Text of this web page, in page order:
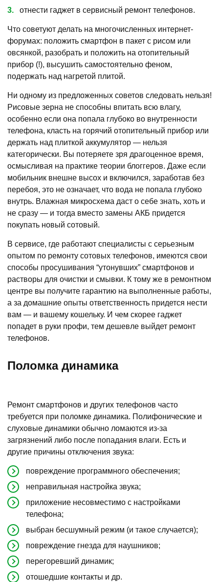
отнести гаджет в сервисный ремонт телефонов.
Что советуют делать на многочисленных интернет-
форумах: положить смартфон в пакет с рисом или
овсянкой, разобрать и положить на отопительный
прибор (!), высушить самостоятельно феном,
подержать над нагретой плитой.
Ни одному из предложенных советов следовать нельзя!
Рисовые зерна не способны впитать всю влагу,
особенно если она попала глубоко во внутренности
телефона, класть на горячий отопительный прибор или
держать над плиткой аккумулятор — нельзя
категорически. Вы потеряете зря драгоценное время,
осмысливая на практике теории блоггеров. Даже если
мобильник внешне высох и включился, заработав без
перебоя, это не означает, что вода не попала глубоко
внутрь. Влажная микросхема даст о себе знать, хоть и
не сразу — и тогда вместо замены АКБ придется
покупать новый сотовый.
В сервисе, где работают специалисты с серьезным
опытом по ремонту сотовых телефонов, имеются свои
способы просушивания “утонувших” смартфонов и
растворы для очистки и смывки. К тому же в ремонтном
центре вы получите гарантию на выполненные работы,
а за домашние опыты ответственность придется нести
вам — и вашему кошельку. И чем скорее гаджет
попадет в руки профи, тем дешевле выйдет ремонт
телефонов.
Поломка динамика
Ремонт смартфонов и других телефонов часто
требуется при поломке динамика. Полифонические и
слуховые динамики обычно ломаются из-за
загрязнений либо после попадания влаги. Есть и
другие причины отключения звука:
повреждение программного обеспечения;
неправильная настройка звука;
приложение несовместимо с настройками
телефона;
выбран бесшумный режим (и такое случается);
повреждение гнезда для наушников;
перегоревший динамик;
отошедшие контакты и др.